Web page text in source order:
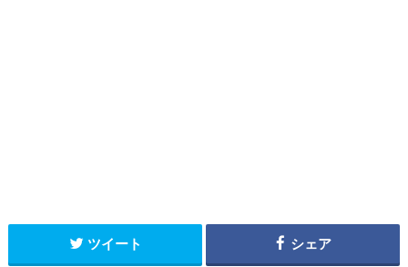
ツイート シェア